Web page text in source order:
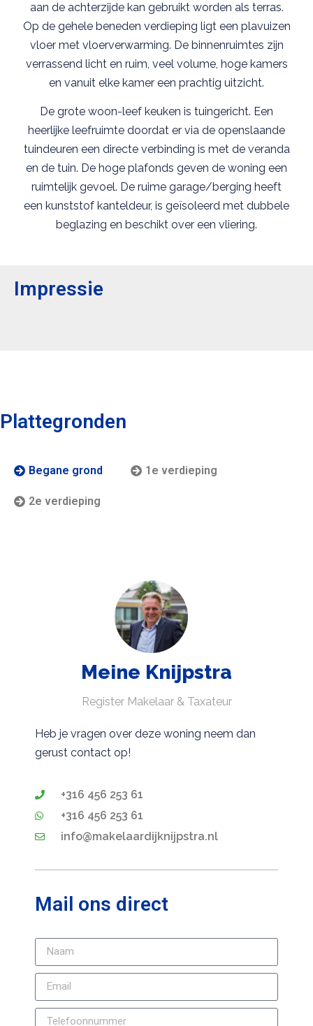
aan de achterzijde kan gebruikt worden als terras.
Op de gehele beneden verdieping ligt een plavuizen
vloer met vloerverwarming. De binnenruimtes zijn
verrassend licht en ruim, veel volume, hoge kamers
en vanuit elke kamer een prachtig uitzicht.
De grote woon-leef keuken is tuingericht. Een
heerlijke leefruimte doordat er via de openslaande
tuindeuren een directe verbinding is met de veranda
en de tuin. De hoge plafonds geven de woning een
ruimtelijk gevoel. De ruime garage/berging heeft
een kunststof kanteldeur, is geïsoleerd met dubbele
beglazing en beschikt over een vliering.
Impressie
Plattegronden
Begane grond 1e verdieping
2e verdieping
Meine Knijpstra
Register Makelaar & Taxateur
Heb je vragen over deze woning neem dan
gerust contact op!
+316 456 253 61
+316 456 253 61
info@makelaardijknijpstra.nl
Mail ons direct